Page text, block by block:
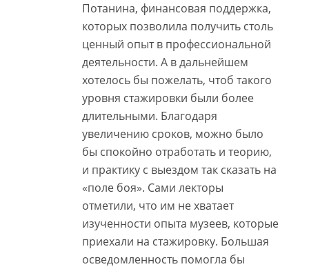
Потанина, финансовая поддержка,
которых позволила получить столь
ценный опыт в профессиональной
деятельности. А в дальнейшем
хотелось бы пожелать, чтоб такого
уровня стажировки были более
длительными. Благодаря
увеличению сроков, можно было
бы спокойно отработать и теорию,
и практику с выездом так сказать на
«поле боя». Сами лекторы
отметили, что им не хватает
изученности опыта музеев, которые
приехали на стажировку. Большая
осведомленность помогла бы